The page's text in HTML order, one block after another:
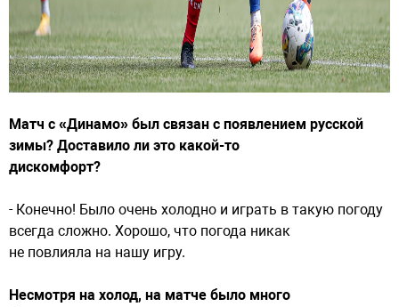
Матч с «Динамо» был связан с появлением русской
зимы? Доставило ли это какой-то
дискомфорт?
- Конечно! Было очень холодно и играть в такую погоду
всегда сложно. Хорошо, что погода никак
не повлияла на нашу игру.
Несмотря на холод, на матче было много